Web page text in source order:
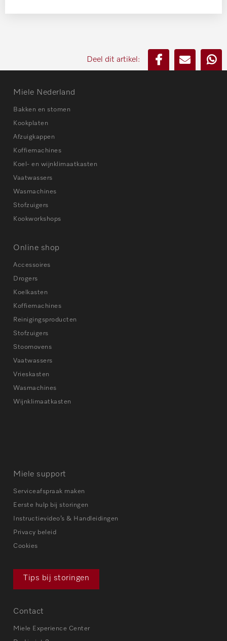
Deel dit artikel:
Miele Nederland
Bakken en stomen
Kookplaten
Afzuigkappen
Koffiemachines
Koel- en wijnklimaatkasten
Vaatwassers
Wasmachines
Stofzuigers
Kookworkshops
Online shop
Accessoires
Drogers
Koelkasten
Koffiemachines
Reinigingsproducten
Stofzuigers
Stoomovens
Vaatwassers
Vrieskasten
Wasmachines
Wijnklimaatkasten
Miele support
Serviceafspraak maken
Eerste hulp bij storingen
Instructievideo’s & Handleidingen
Privacy beleid
Cookies
Tips bij storingen
Contact
Miele Experience Center